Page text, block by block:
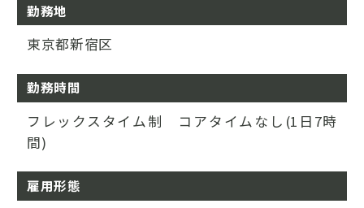
勤務地
東京都新宿区
勤務時間
フレックスタイム制 コアタイムなし(1日7時
間)
雇用形態